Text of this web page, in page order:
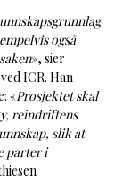
også
», sier
ICR. Han
«Prosjektet skal
reindriftens
slik at
parter i